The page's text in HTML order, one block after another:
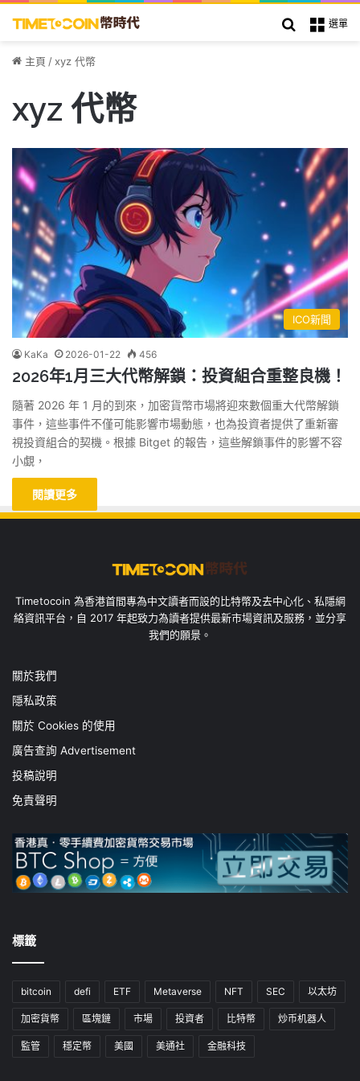
選單
搜索
主頁 / xyz 代幣
xyz 代幣
ICO新聞
KaKa 2026-01-22 456
2026年1月三大代幣解鎖：投資組合重整良機！
隨著 2026 年 1 月的到來，加密貨幣市場將迎來數個重大代幣解鎖
事件，這些事件不僅可能影響市場動態，也為投資者提供了重新審
視投資組合的契機。根據 Bitget 的報告，這些解鎖事件的影響不容
小覷，
閱讀更多
Timetocoin 為香港首間專為中文讀者而設的比特幣及去中心化、私隱網
絡資訊平台，自 2017 年起致力為讀者提供最新市場資訊及服務，並分享
我們的願景。
關於我們
隱私政策
關於 Cookies 的使用
廣告查詢 Advertisement
投稿說明
免責聲明
標籤
bitcoin defi ETF Metaverse NFT SEC 以太坊
加密貨幣 區塊鏈 市場 投資者 比特幣 炒币机器人
監管 穩定幣 美國 美通社 金融科技